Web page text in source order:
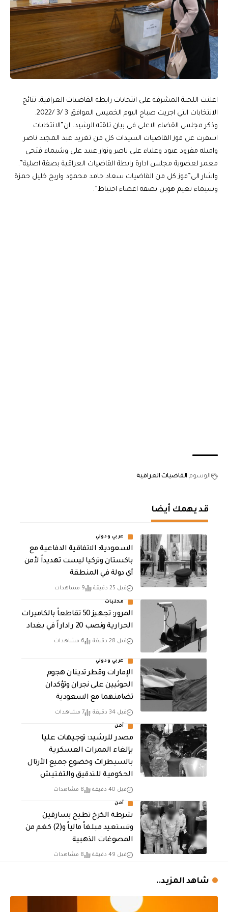
اعلنت اللجنة المشرفة على انتخابات رابطة القاضيات العراقية، نتائج
الانتخابات التي اجريت صباح اليوم الخميس الموافق 3 /3 /2022.
وذكر مجلس القضاء الاعلى في بيان تلقته الرشيد، ان”الانتخابات
اسفرت عن فوز القاضيات السيدات كل من تغريد عبد المجيد ناصر
واميله مفرود عبود وعلياء علي ناصر ونوار عبيد علي وشيماء فتحي
معمر لعضوية مجلس ادارة رابطة القاضيات العراقية بصفة اصلية”.
واشار الى”فوز كل من القاضيات سعاد حامد محمود واريج خليل حمزة
وسيماء نعيم هوين بصفة اعضاء احتياط”.
الوسوم القاضيات العراقية
قد يهمك أيضا
عربي ودولي
السعودية: الاتفاقية الدفاعية مع
باكستان وتركيا ليست تهديداً لأمن
أي دولة في المنطقة
قبل 25 دقيقة 9 مشاهدات
محليات
المرور: تجهيز 50 تقاطعاً بالكاميرات
الحرارية ونصب 20 راداراً في بغداد
قبل 28 دقيقة 6 مشاهدات
عربي ودولي
الإمارات وقطر تدينان هجوم
الحوثيين على نجران وتؤكدان
تضامنهما مع السعودية
قبل 34 دقيقة 7 مشاهدات
أمن
مصدر للرشيد: توجيهات عليا
بإلغاء الممرات العسكرية
بالسيطرات وخضوع جميع الأرتال
الحكومية للتدقيق والتفتيش
قبل 40 دقيقة 8 مشاهدات
أمن
شرطة الكرخ تطيح بسارقين
وتستعيد مبلغاً مالياً و(2) كغم من
المصوغات الذهبية
قبل 49 دقيقة 8 مشاهدات
شاهد المزيد..